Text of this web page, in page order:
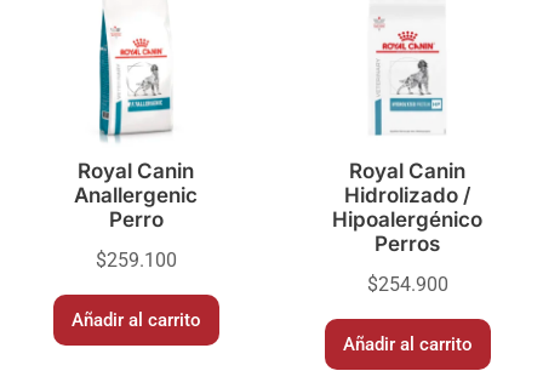
Royal Canin
Anallergenic
Perro
$259.100
Añadir al carrito
Royal Canin
Hidrolizado /
Hipoalergénico
Perros
$254.900
Añadir al carrito